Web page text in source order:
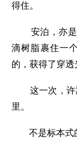
得住。
安泊，亦是
滴树脂裹住一
的，获得了穿透
这一次，许
里。
不是标本式的